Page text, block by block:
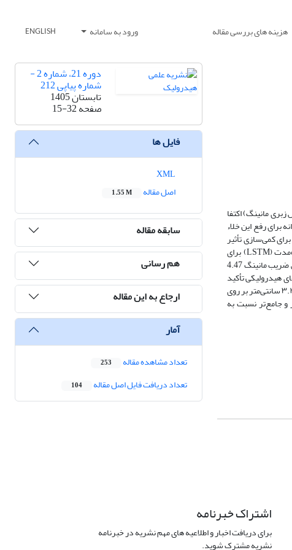
هزینه های بررسی مقاله ورود به سامانه ENGLISH
مانینگ) اکتفا
برای رفع این خلاء
کمی‌سازی تأثیر
عدم قطعیت در پارامترهای اندازه‌گیری شده بر روی ضریب زبری مانینگ پیاده‌سازی شد. سپس، به عنوان اثبات مفهوم، یک شبکه عصبی حافظه طولانی کوتاه‌مدت (LSTM) برای
پیش‌بینی سری زمانی نوسانات سطح آب در کانال، بر اساس داده‌های سنسورها، توسعه داده شد. نتایج تحلیل عدم قطعیت نشان داد که اگرچه میانگین کاهش ضریب مانینگ 4.47
در تحلیل‌های هیدرولیکی تأکید
می‌کند. علاوه بر این، مدل LSTM توسعه‌یافته با موفقیت الگوهای زمانی را فرا گرفت و توانست سطح آب را با دقت بالا و ریشه میانگین مربعات خطای (RMSE) تنها ۳.۲ سانتی‌متر بر روی
و جامع‌تر نسبت به
دوره 21، شماره 2 -
شماره پیاپی 212
تابستان 1405
صفحه15-32
فایل ها
اصل مقاله
1.55 M
سابقه مقاله
هم رسانی
ارجاع به این مقاله
آمار
تعداد مشاهده مقاله 253
تعداد دریافت فایل اصل مقاله 104
اشتراک خبرنامه
برای دریافت اخبار و اطلاعیه های مهم نشریه در خبرنامه
نشریه مشترک شوید.